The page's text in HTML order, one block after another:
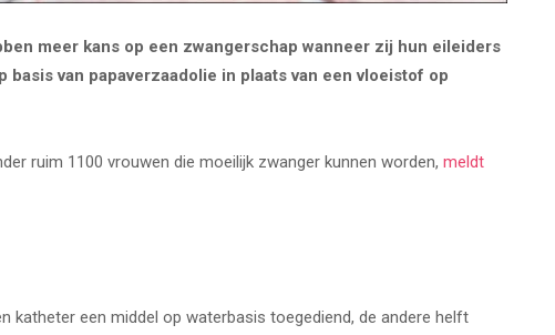
meer kans op een zwangerschap wanneer zij hun eileiders
van papaverzaadolie in plaats van een vloeistof op
ruim 1100 vrouwen die moeilijk zwanger kunnen worden, meldt
katheter een middel op waterbasis toegediend, de andere helft